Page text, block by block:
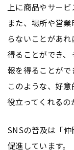
上に商品やサービ
また、場所や営
らないことがあ
得ることができ
報を得ることがで
このような、好
役立ってくれるの
SNSの普及は「
促進しています。